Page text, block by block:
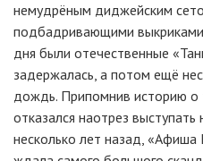
немудрёным диджейским
подбадривающими
дня были отечественные
задержалась, а потом ещё
дождь. Припомнив историю
отказался наотрез
несколько лет назад, «Афиша